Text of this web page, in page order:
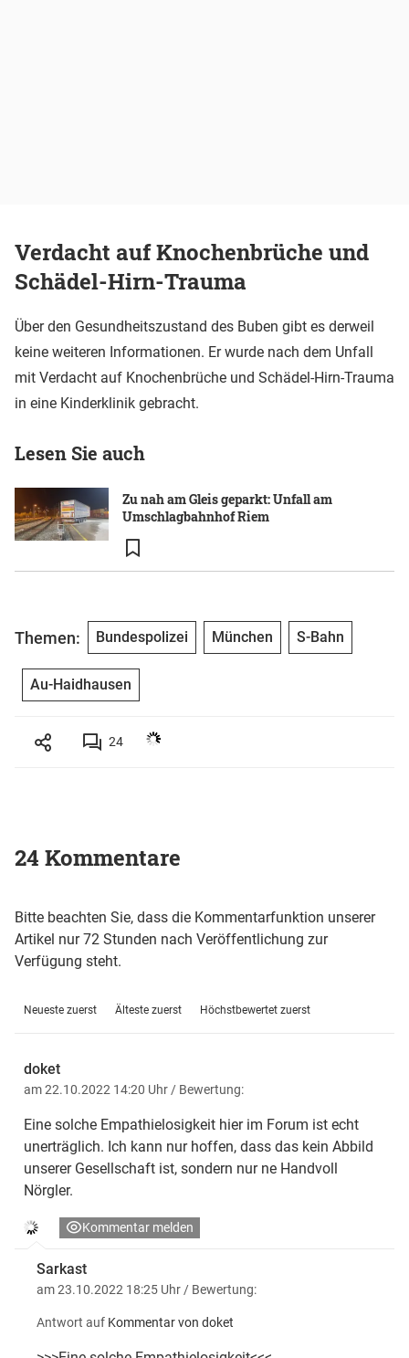
Verdacht auf Knochenbrüche und
Schädel-Hirn-Trauma
Über den Gesundheitszustand des Buben gibt es derweil
keine weiteren Informationen. Er wurde nach dem Unfall
mit Verdacht auf Knochenbrüche und Schädel-Hirn-Trauma
in eine Kinderklinik gebracht.
Lesen Sie auch
Zu nah am Gleis geparkt: Unfall am
Umschlagbahnhof Riem
Themen: Bundespolizei München S-Bahn
Au-Haidhausen
24
24 Kommentare
Bitte beachten Sie, dass die Kommentarfunktion unserer
Artikel nur 72 Stunden nach Veröffentlichung zur
Verfügung steht.
Neueste zuerst Älteste zuerst Höchstbewertet zuerst
doket
am 22.10.2022 14:20 Uhr / Bewertung:
Eine solche Empathielosigkeit hier im Forum ist echt
unerträglich. Ich kann nur hoffen, dass das kein Abbild
unserer Gesellschaft ist, sondern nur ne Handvoll
Nörgler.
Kommentar melden
Sarkast
am 23.10.2022 18:25 Uhr / Bewertung:
Antwort auf Kommentar von doket